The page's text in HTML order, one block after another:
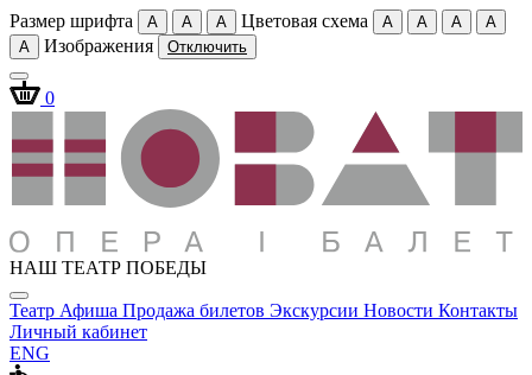
Размер шрифта A A A Цветовая схема A A A
A
A
Изображения Отключить
0
НАШ ТЕАТР ПОБЕДЫ
Театр Афиша Продажа билетов Экскурсии Новости Контакты
Личный кабинет
ENG